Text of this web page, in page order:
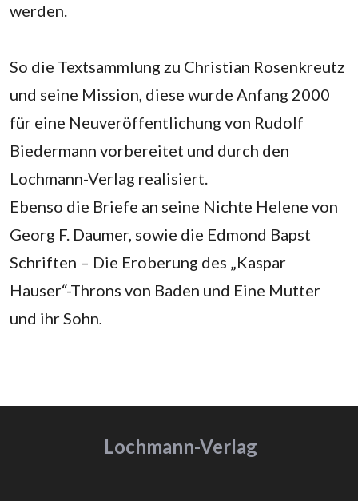
werden.
‌So die Textsammlung zu Christian Rosenkreutz
und seine Mission, diese wurde Anfang 2000
für eine Neuveröffentlichung von Rudolf
Biedermann vorbereitet und durch den
Lochmann-Verlag realisiert.
Ebenso die Briefe an seine Nichte Helene von
Georg F. Daumer, sowie die Edmond Bapst
Schriften – Die Eroberung des „Kaspar
Hauser“-Throns von Baden und Eine Mutter
und ihr Sohn.
Lochmann-Verlag